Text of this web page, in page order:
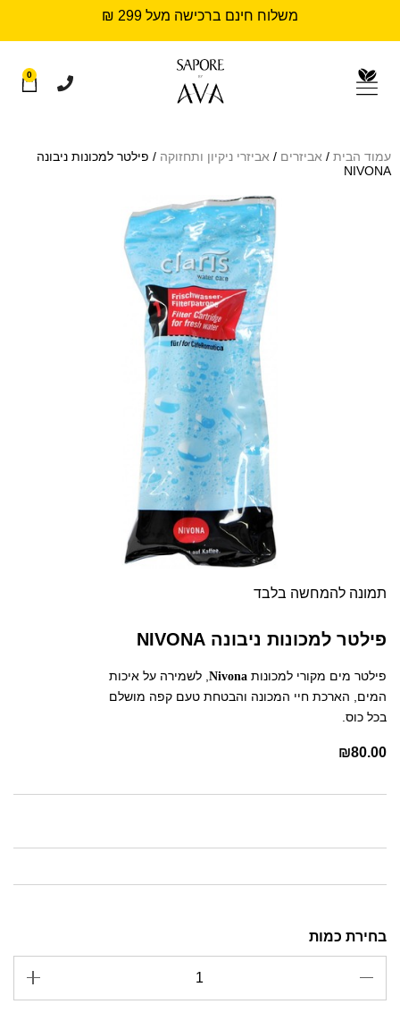
משלוח חינם ברכישה מעל 299 ₪
0
עמוד הבית / אביזרים / אביזרי ניקיון ותחזוקה / פילטר למכונות ניבונה
NIVONA
תמונה להמחשה בלבד
פילטר למכונות ניבונה NIVONA
פילטר מים מקורי למכונות Nivona , לשמירה על איכות
המים, הארכת חיי המכונה והבטחת טעם קפה מושלם
בכל כוס.
₪80.00